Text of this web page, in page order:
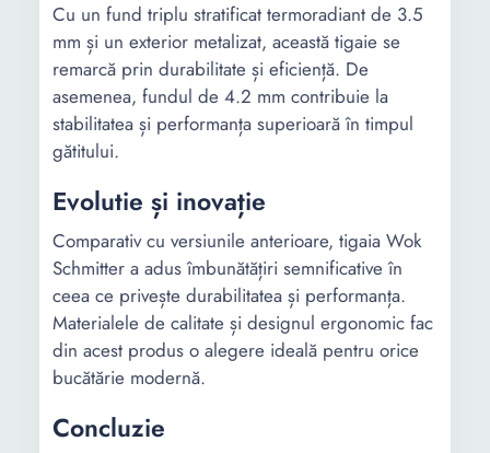
Cu un fund triplu stratificat termoradiant de 3.5
mm și un exterior metalizat, această tigaie se
remarcă prin durabilitate și eficiență. De
asemenea, fundul de 4.2 mm contribuie la
stabilitatea și performanța superioară în timpul
gătitului.
Evolutie și inovație
Comparativ cu versiunile anterioare, tigaia Wok
Schmitter a adus îmbunătățiri semnificative în
ceea ce privește durabilitatea și performanța.
Materialele de calitate și designul ergonomic fac
din acest produs o alegere ideală pentru orice
bucătărie modernă.
Concluzie